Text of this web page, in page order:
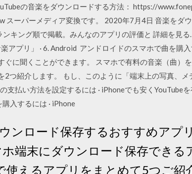
の音楽をダウンロードする方法： https://
スーパーメディア変換です。 2020年7月4日 音楽をダ
キング順で掲載。みんなのアプリの評価と 詳細を見
アプリ」 · 6. Android アンドロイドのスマホで曲を購
に聞くことができます。 スマホで有料の音楽（曲）
つ紹介します。 もし、このように「端末上の写真、
支払い方法を設定するには · iPhoneでも安くYouTube
入するには · iPhone
ンロード保存するおすすめアプ
端末にダウンロード保存できる
えるアプリをまとめて5つご紹